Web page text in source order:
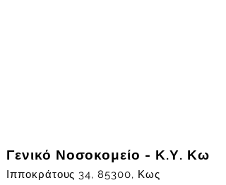
Γενικό Νοσοκομείο - Κ.Υ. Κω
Ιπποκράτους 34, 85300, Κως